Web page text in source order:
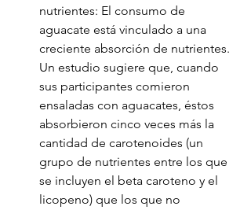
nutrientes: El consumo de
aguacate está vinculado a una
creciente absorción de nutrientes.
Un estudio sugiere que, cuando
sus participantes comieron
ensaladas con aguacates, éstos
absorbieron cinco veces más la
cantidad de carotenoides (un
grupo de nutrientes entre los que
se incluyen el beta caroteno y el
licopeno) que los que no